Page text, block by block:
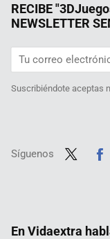
RECIBE
NEWSLETTER
Suscribiéndote aceptas
Síguenos
En Vidaextra